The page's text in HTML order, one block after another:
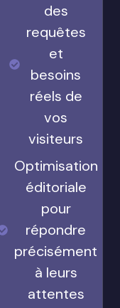
des
requêtes
et
besoins
réels de
vos
visiteurs
Optimisation
éditoriale
pour
répondre
précisément
à leurs
attentes